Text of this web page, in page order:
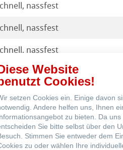
nassfest
nassfest
nassfest
nassfest
langsam, nassfest
langsam, nassfest, dünn
langsam, nassfest, dick
Website
Cookies!
setzen Cookies ein. Einige davon
Andere helfen uns, Ihnen
zu bieten. Da
Sie bitte selbst über den
Stimmen Sie entweder dem
zu oder wählen Ihre